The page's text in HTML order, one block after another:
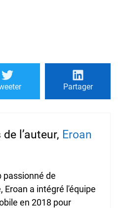
Partager
l’auteur, Eroan
passionné de
Eroan a intégré l'équipe
en 2018 pour